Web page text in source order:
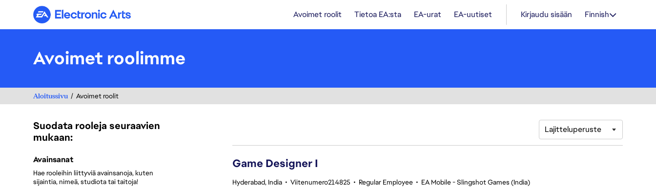
Electronic Arts Avoimet roolit Tietoa EA:sta EA-urat EA-uutiset Kirjaudu sisään Finnish
Avoimet roolimme
Aloitussivu Avoimet roolit
Suodata rooleja seuraavien
mukaan:
Suodata rooleja seuraavien mukaan:
Avainsanat
Hae rooleihin liittyviä avainsanoja, kuten
sijaintia, nimeä, studiota tai taitoja!
Lajitteluperuste
Game Designer I
Hyderabad, India • Viitenumero214825 • Regular Employee • EA Mobile - Slingshot Games (India)